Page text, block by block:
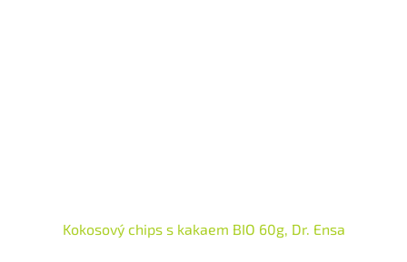
Kokosový chips s kakaem BIO 60g, Dr. Ensa